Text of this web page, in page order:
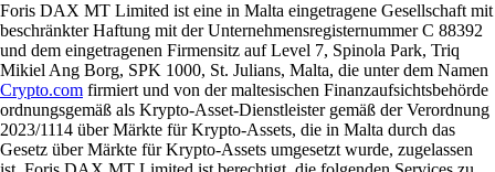
Foris DAX MT Limited ist eine in Malta eingetragene Gesellschaft mit
beschränkter Haftung mit der Unternehmensregisternummer C 88392
und dem eingetragenen Firmensitz auf Level 7, Spinola Park, Triq
Mikiel Ang Borg, SPK 1000, St. Julians, Malta, die unter dem Namen
Crypto.com firmiert und von der maltesischen Finanzaufsichtsbehörde
ordnungsgemäß als Krypto-Asset-Dienstleister gemäß der Verordnung
2023/1114 über Märkte für Krypto-Assets, die in Malta durch das
Gesetz über Märkte für Krypto-Assets umgesetzt wurde, zugelassen